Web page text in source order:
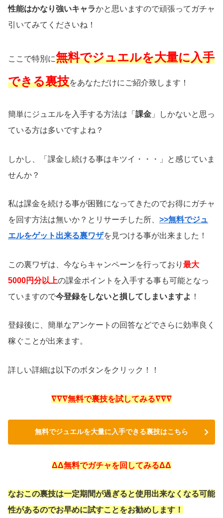
性能はかなり強いキャラかと思いますので頑張ってガチャ
引いてみてくださいね！
ここで特別に無料でジュエルを大量に入手
できる裏技をあなただけにご紹介致します！
簡単にジュエルを入手する方法は「 課金 」しかないと思っ
ている方は多いですよね？
しかし、「課金し続ける事はキツイ・・・」と感じていま
せんか？
私は課金を続ける事が困難になってきたのでお得にガチャ
を回す方法は無いか？とリサーチした所、 >>無料でジュ
エルをゲット出来る裏ワザを見つける事が出来ました！
この裏ワザは、今ならキャンペーンを行っており 最大
5000円分以上の課金ポイントを入手する事も可能となっ
ていますので今登録をしないと損してしまいますよ ！
登録後に、簡単なアンケートの回答などでさらに効率良く
稼ぐことが出来ます。
詳しい詳細は以下のボタンをクリック！！
∇∇∇無料で裏技を試してみる∇∇∇
無料でジュエルを大量に入手できる裏技はこちら
ΔΔ無料でガチャを回してみるΔΔ
なおこの裏技は一定期間が過ぎると使用出来なくなる可能
性があるのでお早めに試すことをお勧めします！